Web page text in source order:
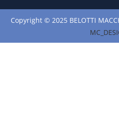
Copyright © 2025 BELOTTI